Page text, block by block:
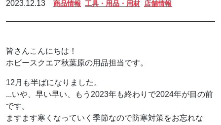
2023.12.13 商品情報 工具・用品・用材 店舗情報
皆さんこんにちは！
ホビースクエア秋葉原の用品担当です。
12月も半ばになりました。
...いや、早い早い、もう2023年も終わりで2024年が目の前
です。
ますます寒くなっていく季節なので防寒対策をお忘れな